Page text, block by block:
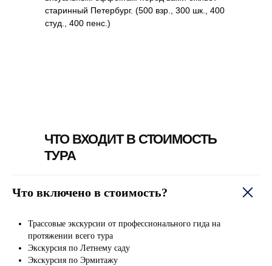
старинный Петербург. (500 взр., 300 шк., 400
студ., 400 пенс.)
ЧТО ВХОДИТ В СТОИМОСТЬ
ТУРА
Что включено в стоимость?
Трассовые экскурсии от профессионального гида на
протяжении всего тура
Экскурсия по Летнему саду
Экскурсия по Эрмитажу